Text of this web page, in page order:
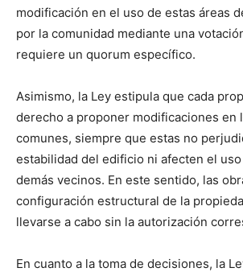
modificación en el uso de estas áreas
por la comunidad mediante una
requiere un quorum específico.
Asimismo, la Ley estipula que cada
derecho a proponer modificaciones en
comunes, siempre que estas no
estabilidad del edificio ni afecten el
demás vecinos. En este sentido, las
configuración estructural de la
llevarse a cabo sin la autorización
En cuanto a la toma de decisiones, la